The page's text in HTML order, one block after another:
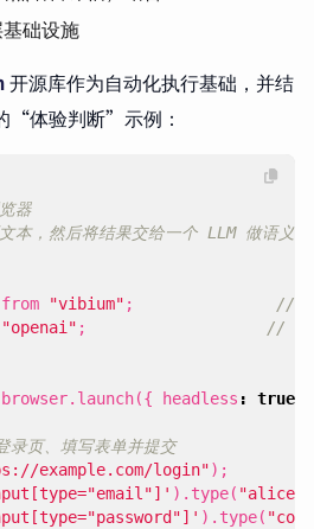
础设施
开源库作为自动化执行基础，并结
“体验判断”示例：
from "vibium" ;
"openai" ;
browser. launch({ headless : true
example.com/login");
). type( "
). type(